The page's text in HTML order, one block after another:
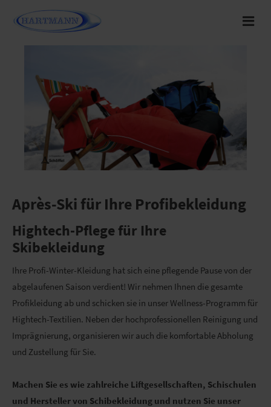
Après-Ski für Ihre Profibekleidung
Hightech-Pflege für Ihre
Skibekleidung
Ihre Profi-Winter-Kleidung hat sich eine pflegende Pause von der
abgelaufenen Saison verdient! Wir nehmen Ihnen die gesamte
Profikleidung ab und schicken sie in unser Wellness-Programm für
Hightech-Textilien. Neben der hochprofessionellen Reinigung und
Imprägnierung, organisieren wir auch die komfortable Abholung
und Zustellung für Sie.
Machen Sie es wie zahlreiche Liftgesellschaften, Schischulen
und Hersteller von Schibekleidung und nutzen Sie unser